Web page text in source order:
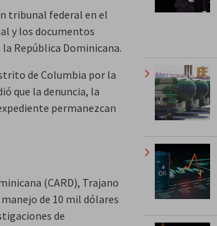
tribunal federal en el
y los documentos
República Dominicana.
de Columbia por la
que la denuncia, la
permanezcan
(CARD), Trajano
de 10 mil dólares
de